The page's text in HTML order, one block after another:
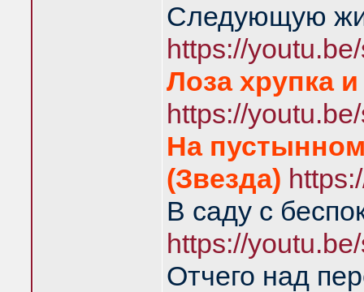
Следующую
https://
Лоза хрупка
https://
На
(Звезда)
В саду с
https://
Отчего над